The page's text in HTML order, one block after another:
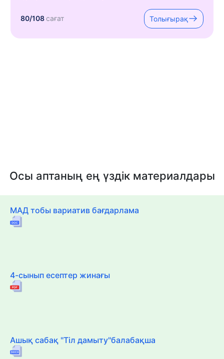
80/108сағат Толығырақ
Осы аптаның ең үздік материалдары
МАД тобы вариатив бағдарлама
4-сынып есептер жинағы
Ашық сабақ "Тіл дамыту"балабақша